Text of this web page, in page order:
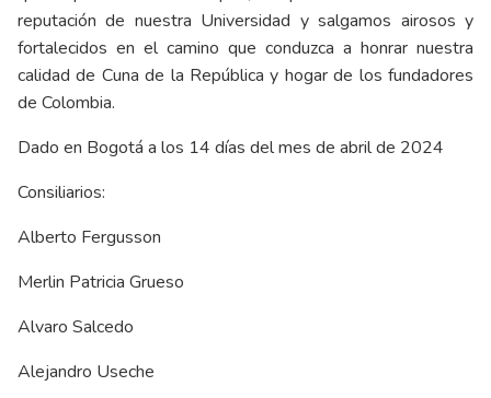
reputación de nuestra Universidad y salgamos airosos y
fortalecidos en el camino que conduzca a honrar nuestra
calidad de Cuna de la República y hogar de los fundadores
de Colombia.
Dado en Bogotá a los 14 días del mes de abril de 2024
Consiliarios:
Alberto Fergusson
Merlin Patricia Grueso
Alvaro Salcedo
Alejandro Useche